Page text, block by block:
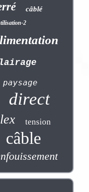
câblé
2
paysage
direct
tension
câble